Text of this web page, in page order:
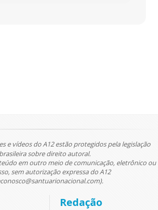
e vídeos do A12 estão protegidos pela legislação
brasileira sobre direito autoral.
em outro meio de comunicação, eletrônico ou
sem autorização expressa do A12
Redação